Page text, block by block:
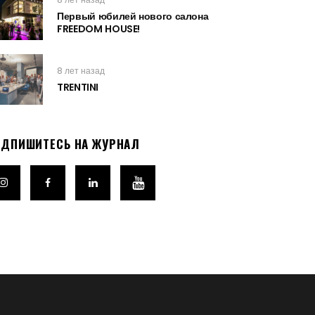
Первый юбилей нового салона
FREEDOM HOUSE!
8 лет назад
TRENTINI
НА ЖУРНАЛ